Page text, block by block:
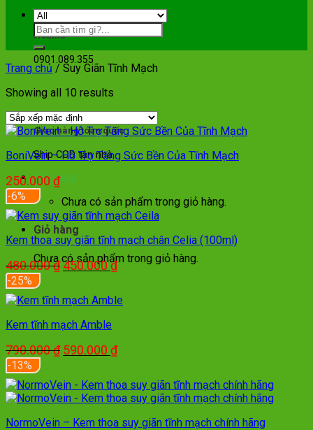
Hotline
0901.089.355
Giao hàng toàn quốc
Ship COD tận nhà
Giỏ hàng
Chưa có sản phẩm trong giỏ hàng.
Giỏ hàng
Chưa có sản phẩm trong giỏ hàng.
Trang chủ / Suy Giãn Tĩnh Mạch
Showing all 10 results
BoniVein – Hỗ Trợ Tăng Sức Bền Của Tĩnh Mạch
250.000₫
-6%
Kem thoa suy giãn tĩnh mạch chân Celia (100ml)
480.000₫Giá
480.000 ₫.
450.000₫Giá
là:
-25%
Kem tĩnh mạch Amble
790.000₫ Giá
là:
790.000 ₫.
590.000 ₫Giá
là:
590.000 ₫.
-13%
NormoVein – Kem thoa suy giãn tĩnh mạch chính hãng